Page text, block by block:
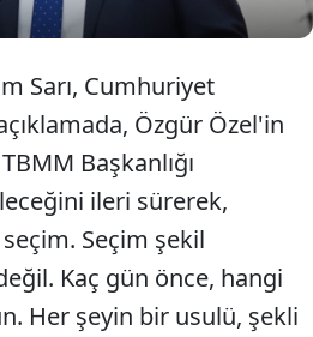
Sarı, Cumhuriyet
Özgür Özel'in
Başkanlığı
ileri sürerek,
Seçim şekil
Kaç gün önce, hangi
Her şeyin bir usulü, şekli